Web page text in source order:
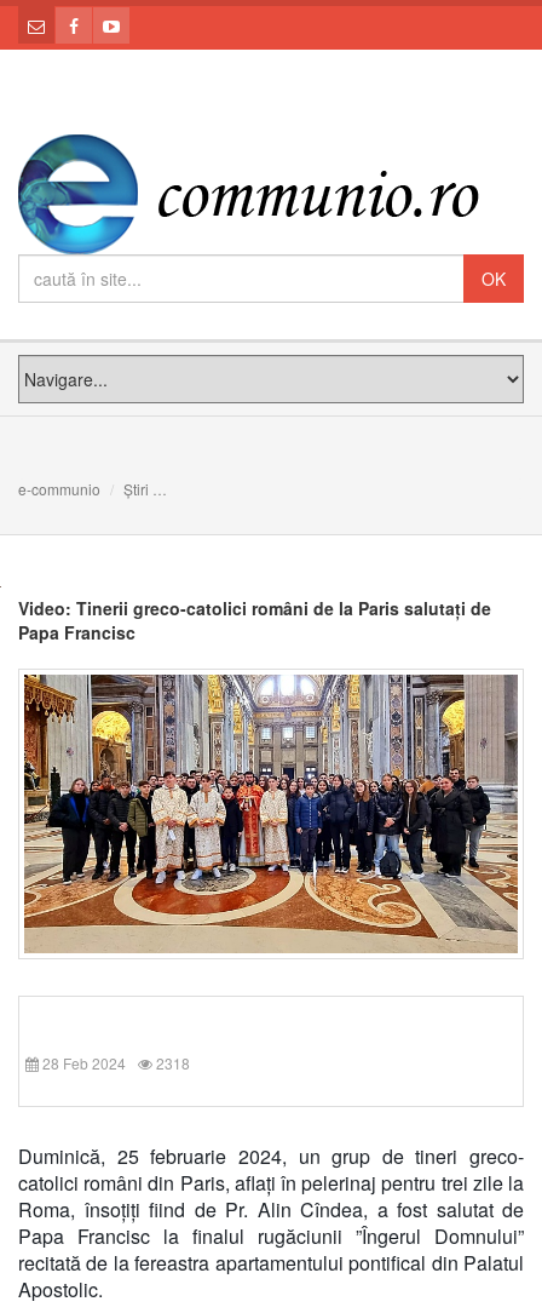
e-communio Știri
Video: Tinerii greco-catolici români de la Paris salutați de
Papa Francisc
28 Feb 2024 2318
Duminică, 25 februarie 2024, un grup de tineri greco-
catolici români din Paris, aflați în pelerinaj pentru trei zile la
Roma, însoțiți fiind de Pr. Alin Cîndea, a fost salutat de
Papa Francisc la finalul rugăciunii ”Îngerul Domnului”
recitată de la fereastra apartamentului pontifical din Palatul
Apostolic.